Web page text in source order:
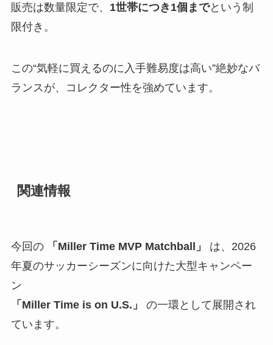
販売は数量限定で、 1世帯につき1個までという制
限付き。
この“気軽に買えるのに入手難易度は高い”絶妙なバ
ランスが、コレクター性を強めています。
関連情報
今回の 「Miller Time MVP Matchball」
は、2026
年夏のサッカーシーズンに向けた大型キャンペー
ン
「Miller Time is on U.S.」
の一環として展開され
ています。